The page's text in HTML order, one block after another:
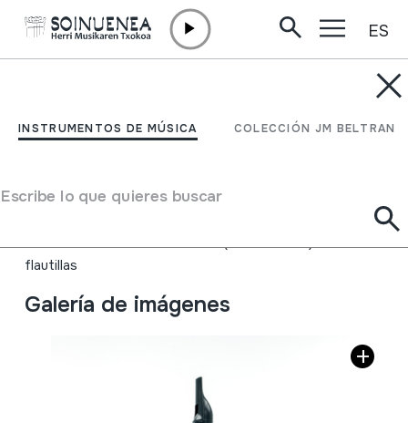
INSTRUMENTOS DE MÚSICA COLECCIÓN JM BELTRAN
Escribe lo que quieres buscar
ES
TXISTUA; POXPOLIN;
Autor Aldalur, José María
Aerófonos->Flautas->Recta (de una mano) +
flautillas
Galería de imágenes